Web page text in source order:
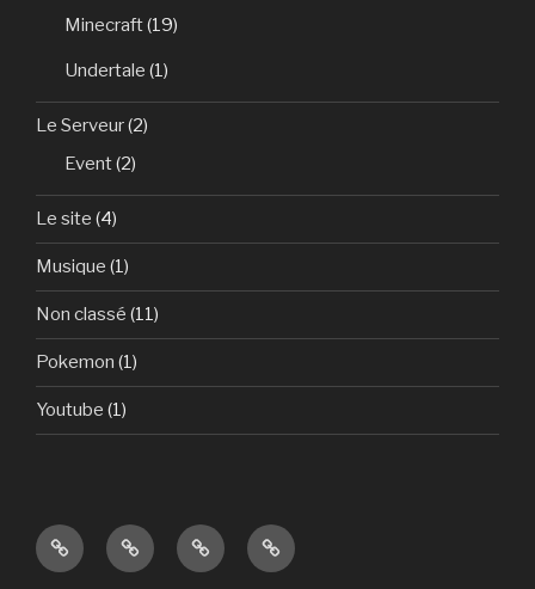
Minecraft(19)
Undertale (1)
Le Serveur(2)
Event(2)
Le site (4)
Musique (1)
Non classé (11)
Pokemon (1)
Youtube (1)
Art
&
Linguistique
Wiki Résaux